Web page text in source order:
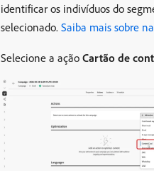
identificar os indivíduos do
selecionado. Saiba mais sobre
Selecione a ação Cartão de